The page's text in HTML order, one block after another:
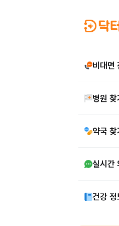
비대면
병원 찾
약국 찾
실시간
건강 정